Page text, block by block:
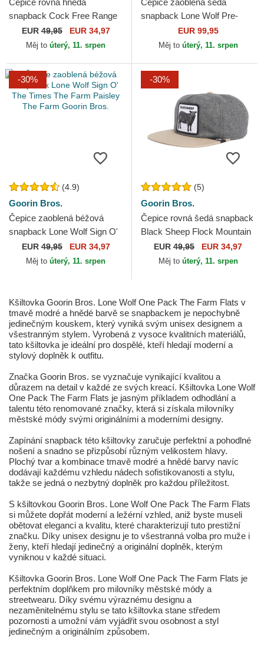
Čepice rovná hnědá
snapback Cock Free Range
The Farm Flats The Farm
Goorin Bros.
EUR49,95 EUR 34,97
Měj to úterý, 11. srpen
Čepice zaoblená šedá
snapback Lone Wolf Pre-
Game Seasonal The Farm
Goorin Bros.
EUR 99,95
Měj to úterý, 11. srpen
-30%
(4.9)
Goorin Bros.
Čepice zaoblená béžová
snapback Lone Wolf Sign O'
The Times The Farm Paisley
The Farm Goorin Bros.
EUR49,95 EUR 34,97
Měj to úterý, 11. srpen
-30%
(5)
Goorin Bros.
Čepice rovná šedá snapback
Black Sheep Flock Mountain
The Farm Flats The Farm
Goorin Bros.
EUR 49,95 EUR 34,97
Měj to úterý, 11. srpen
Kšiltovka Goorin Bros. Lone Wolf One Pack The Farm Flats v
tmavě modré a hnědé barvě se snapbackem je nepochybně
jedinečným kouskem, který vyniká svým unisex designem a
všestranným stylem. Vyrobená z vysoce kvalitních materiálů,
tato kšiltovka je ideální pro dospělé, kteří hledají moderní a
stylový doplněk k outfitu.
Značka Goorin Bros. se vyznačuje vynikající kvalitou a
důrazem na detail v každé ze svých kreací. Kšiltovka Lone Wolf
One Pack The Farm Flats je jasným příkladem odhodlání a
talentu této renomované značky, která si získala milovníky
městské módy svými originálními a moderními designy.
Zapínání snapback této kšiltovky zaručuje perfektní a pohodlné
nošení a snadno se přizpůsobí různým velikostem hlavy.
Plochý tvar a kombinace tmavě modré a hnědé barvy navíc
dodávají každému vzhledu nádech sofistikovanosti a stylu,
takže se jedná o nezbytný doplněk pro každou příležitost.
S kšiltovkou Goorin Bros. Lone Wolf One Pack The Farm Flats
si můžete dopřát moderní a ležérní vzhled, aniž byste museli
obětovat eleganci a kvalitu, které charakterizují tuto prestižní
značku. Díky unisex designu je to všestranná volba pro muže i
ženy, kteří hledají jedinečný a originální doplněk, kterým
vyniknou v každé situaci.
Kšiltovka Goorin Bros. Lone Wolf One Pack The Farm Flats je
perfektním doplňkem pro milovníky městské módy a
streetwearu. Díky svému výraznému designu a
nezaměnitelnému stylu se tato kšiltovka stane středem
pozornosti a umožní vám vyjádřit svou osobnost a styl
jedinečným a originálním způsobem.